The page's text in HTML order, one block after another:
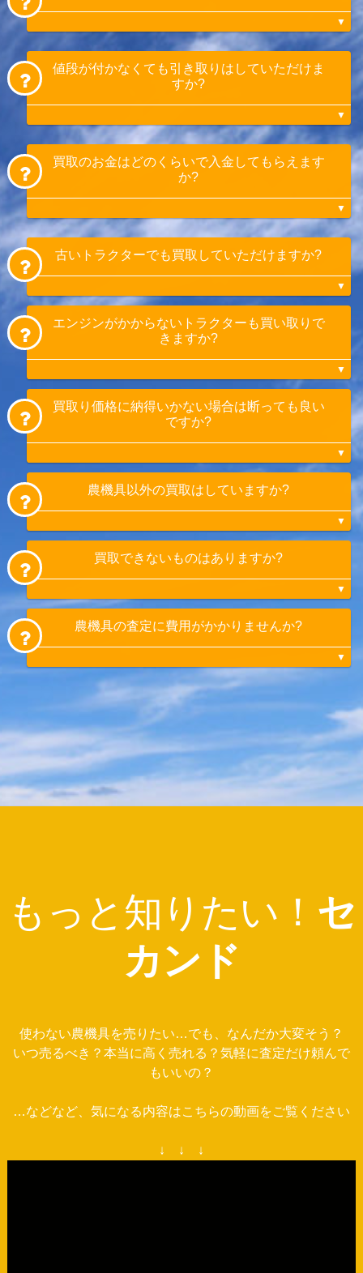
くとスムーズです。
はい。承っております。お電話での査定希望
とお伝えください。詳細情報(メーカー、型
式、使用時間、状態等)を伝えていただき、
概算でのご案内となります。
らとなります。
値段が付かなくても引き取りはしていただけま
すか?
はい。引き取りさせていただきます。
よく田植え機だけを引き取ってもらえずお困
りの方がおられますが、当店ではトラクター
などの買取と一緒に買取不可の田植え機など
買取のお金はどのくらいで入金してもらえます
か?
査定当日に現金でお支払いいたします。振込
でのお支払いも可能です。
古いトラクターでも買取していただけますか?
もちろん買取いたします。型式や状態により
買取りできない場合もありますが、当店では
エンジンがかからないトラクターも買い取りで
きますか?
はい。始動できないトラクターも搬出作業を
行っています。
買取り価格に納得いかない場合は断っても良い
ですか?
大丈夫です。キャンセル料も発生致しませ
農機具以外の買取はしていますか?
農機具以外でも、重機、フォークリフト、ユ
買取できないものはありますか?
状態が悪いものや需要が少なく再販売が困難
ご相談ください。
農機具の査定に費用がかかりませんか?
無料で査定させていただきます。
もっと知りたい！ セ
カンド
使わない農機具を売りたい…でも、なんだか大変そう？
いつ売るべき？本当に高く売れる？気軽に査定だけ頼んで
もいいの？
…などなど、気になる内容はこちらの動画をご覧ください
↓ ↓ ↓